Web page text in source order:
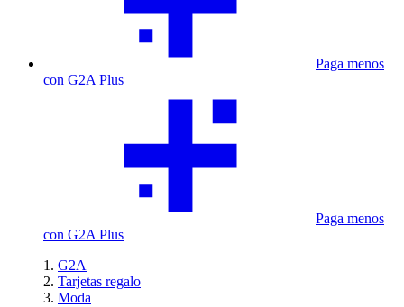
Paga menos
con G2A Plus
Paga menos
con G2A Plus
G2A
Tarjetas regalo
Moda